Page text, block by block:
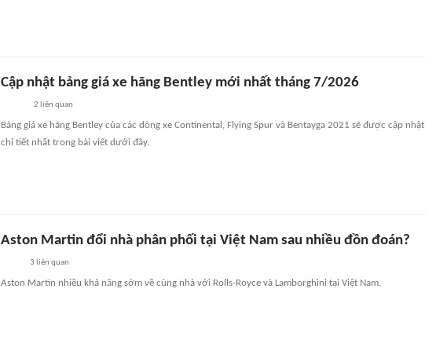
Cập nhật bảng giá xe hãng Bentley mới nhất tháng 7/2026
2 liên quan
Bảng giá xe hãng Bentley của các dòng xe Continental, Flying Spur và Bentayga 2021 sẽ được cập nhật
chi tiết nhất trong bài viết dưới đây.
Aston Martin đổi nhà phân phối tại Việt Nam sau nhiều đồn đoán?
3 liên quan
Aston Martin nhiều khả năng sớm về cùng nhà với Rolls-Royce và Lamborghini tại Việt Nam.